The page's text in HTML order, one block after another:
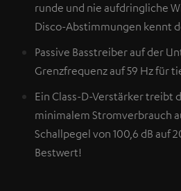
runde und nie aufdringliche
Disco-Abstimmungen kennt
Passive Basstreiber auf der
Grenzfrequenz auf 59 Hz für
Ein Class-D-Verstärker treibt
minimalem Stromverbrauch
Schallpegel von 100,6 dB auf
Bestwert!